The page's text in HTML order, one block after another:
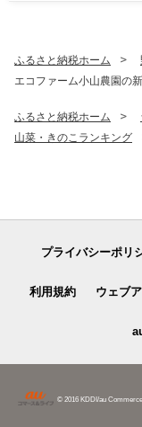
ふるさと納税ホーム
エコファーム小山農園の
ふるさと納税ホーム
山菜・きのこランキング
プライバシーポリ
利用規約 ウェブ
© 2016 KDDI/au